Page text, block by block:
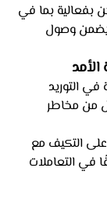
بفعالية بما في
يضمن وصول
في التوريد
من مخاطر
على التكيف مع
في التعاملات